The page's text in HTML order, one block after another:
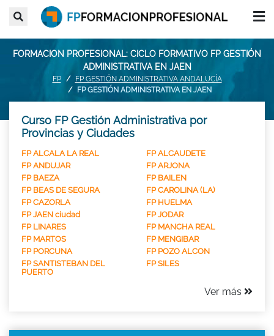
FORMACION PROFESIONAL: CICLO FORMATIVO FP GESTIÓN
ADMINISTRATIVA EN JAEN
FP
FP GESTIÓN ADMINISTRATIVA ANDALUCÍA
FP GESTIÓN ADMINISTRATIVA EN JAEN
Curso FP Gestión Administrativa por
Provincias y Ciudades
FP ALCALA LA REAL
FP ALCAUDETE
FP ANDUJAR
FP ARJONA
FP BAEZA
FP BAILEN
FP BEAS DE SEGURA
FP CAROLINA (LA)
FP CAZORLA
FP HUELMA
FP JAEN ciudad
FP JODAR
FP LINARES
FP MANCHA REAL
FP MARTOS
FP MENGIBAR
FP PORCUNA
FP POZO ALCON
FP SANTISTEBAN DEL
PUERTO
FP SILES
Ver más